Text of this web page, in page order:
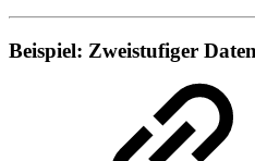
Beispiel: Zweistufiger